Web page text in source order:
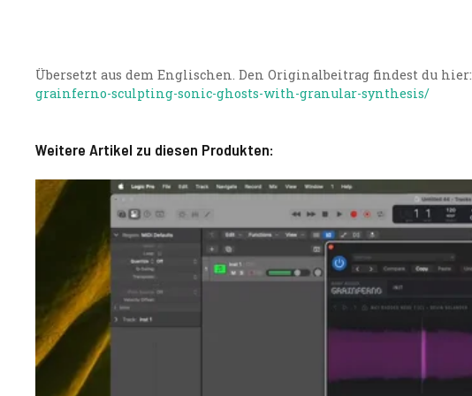
Übersetzt aus dem Englischen. Den Originalbeitrag findest du hier:
grainferno-sculpting-sonic-ghosts-with-granular-synthesis/
Weitere Artikel zu diesen Produkten: